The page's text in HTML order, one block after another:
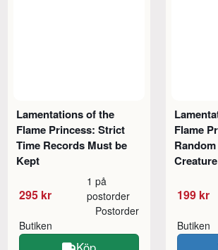
Lamentations of the
Flame Princess: Strict
Time Records Must be
Kept
295 kr
1 på
postorder
Butiken
Postorder
Flame
199 kr
Butiken